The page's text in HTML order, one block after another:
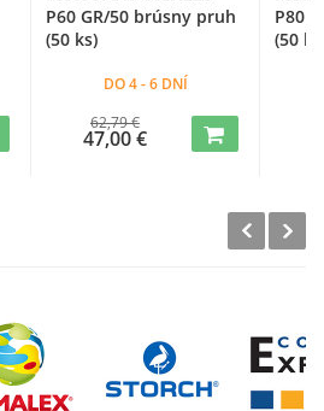
P60 GR/50 brúsny pruh
(50 ks)
DO 4 - 6 DNÍ
62,79 €
47,00 €
P80
(50